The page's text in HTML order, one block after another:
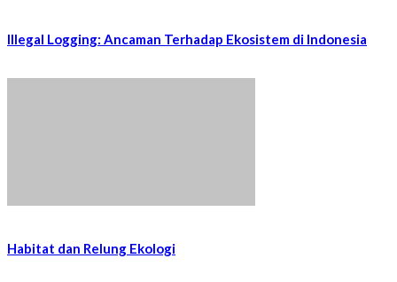
Illegal Logging: Ancaman Terhadap Ekosistem di Indonesia
Habitat dan Relung Ekologi